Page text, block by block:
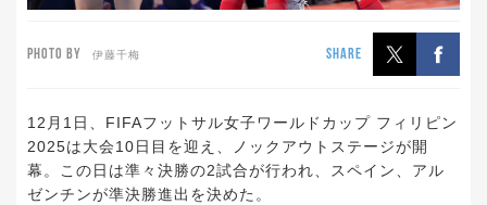
PHOTO BY 伊藤千梅 SHARE
12月1日、FIFAフットサル女子ワールドカップ フィリピン
2025は大会10日目を迎え、ノックアウトステージが開
幕。この日は準々決勝の2試合が行われ、スペイン、アル
ゼンチンが準決勝進出を決めた。